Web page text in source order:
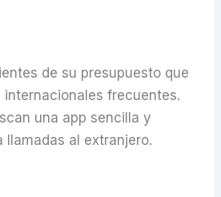
de su presupuesto que
internacionales frecuentes.
una app sencilla y
llamadas al extranjero.